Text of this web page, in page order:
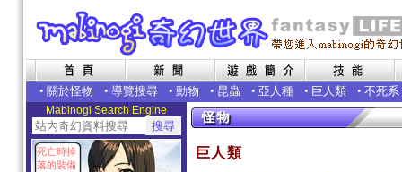
• 關於怪物 • 導覽搜尋 • 動物 • 昆蟲 • 亞人種 • 巨人類 • 不死系
Mabinogi Search Engine
死亡時掉
落的裝備
巨人類